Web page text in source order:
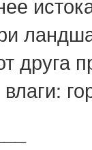
друга